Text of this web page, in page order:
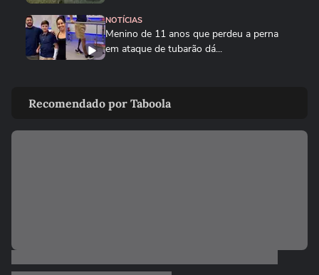
NOTÍCIAS
Menino de 11 anos que perdeu a perna
em ataque de tubarão dá...
helicóptero no Rio era instrutor de...
CIDADES
Recomendado por Taboola